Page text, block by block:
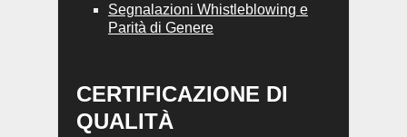
Segnalazioni Whistleblowing e
Parità di Genere
CERTIFICAZIONE DI
QUALITÀ